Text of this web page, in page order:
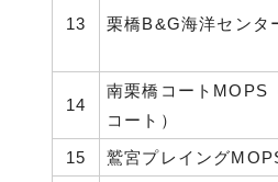
13 栗橋B&G海洋センタ
14
南栗橋コートMOPS
コート）
15 鷲宮プレイング